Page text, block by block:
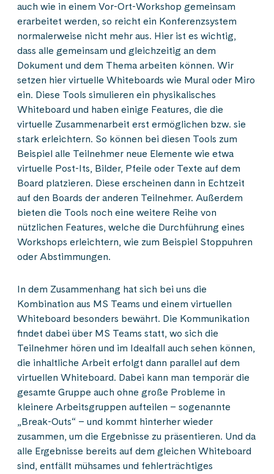
auch wie in einem Vor-Ort-Workshop gemeinsam
erarbeitet werden, so reicht ein Konferenzsystem
normalerweise nicht mehr aus. Hier ist es wichtig,
dass alle gemeinsam und gleichzeitig an dem
Dokument und dem Thema arbeiten können. Wir
setzen hier virtuelle Whiteboards wie Mural oder Miro
ein. Diese Tools simulieren ein physikalisches
Whiteboard und haben einige Features, die die
virtuelle Zusammenarbeit erst ermöglichen bzw. sie
stark erleichtern. So können bei diesen Tools zum
Beispiel alle Teilnehmer neue Elemente wie etwa
virtuelle Post-Its, Bilder, Pfeile oder Texte auf dem
Board platzieren. Diese erscheinen dann in Echtzeit
auf den Boards der anderen Teilnehmer. Außerdem
bieten die Tools noch eine weitere Reihe von
nützlichen Features, welche die Durchführung eines
Workshops erleichtern, wie zum Beispiel Stoppuhren
oder Abstimmungen.
In dem Zusammenhang hat sich bei uns die
Kombination aus MS Teams und einem virtuellen
Whiteboard besonders bewährt. Die Kommunikation
findet dabei über MS Teams statt, wo sich die
Teilnehmer hören und im Idealfall auch sehen können,
die inhaltliche Arbeit erfolgt dann parallel auf dem
virtuellen Whiteboard. Dabei kann man temporär die
gesamte Gruppe auch ohne große Probleme in
kleinere Arbeitsgruppen aufteilen – sogenannte
„Break-Outs“ – und kommt hinterher wieder
zusammen, um die Ergebnisse zu präsentieren. Und da
alle Ergebnisse bereits auf dem gleichen Whiteboard
sind, entfällt mühsames und fehlerträchtiges